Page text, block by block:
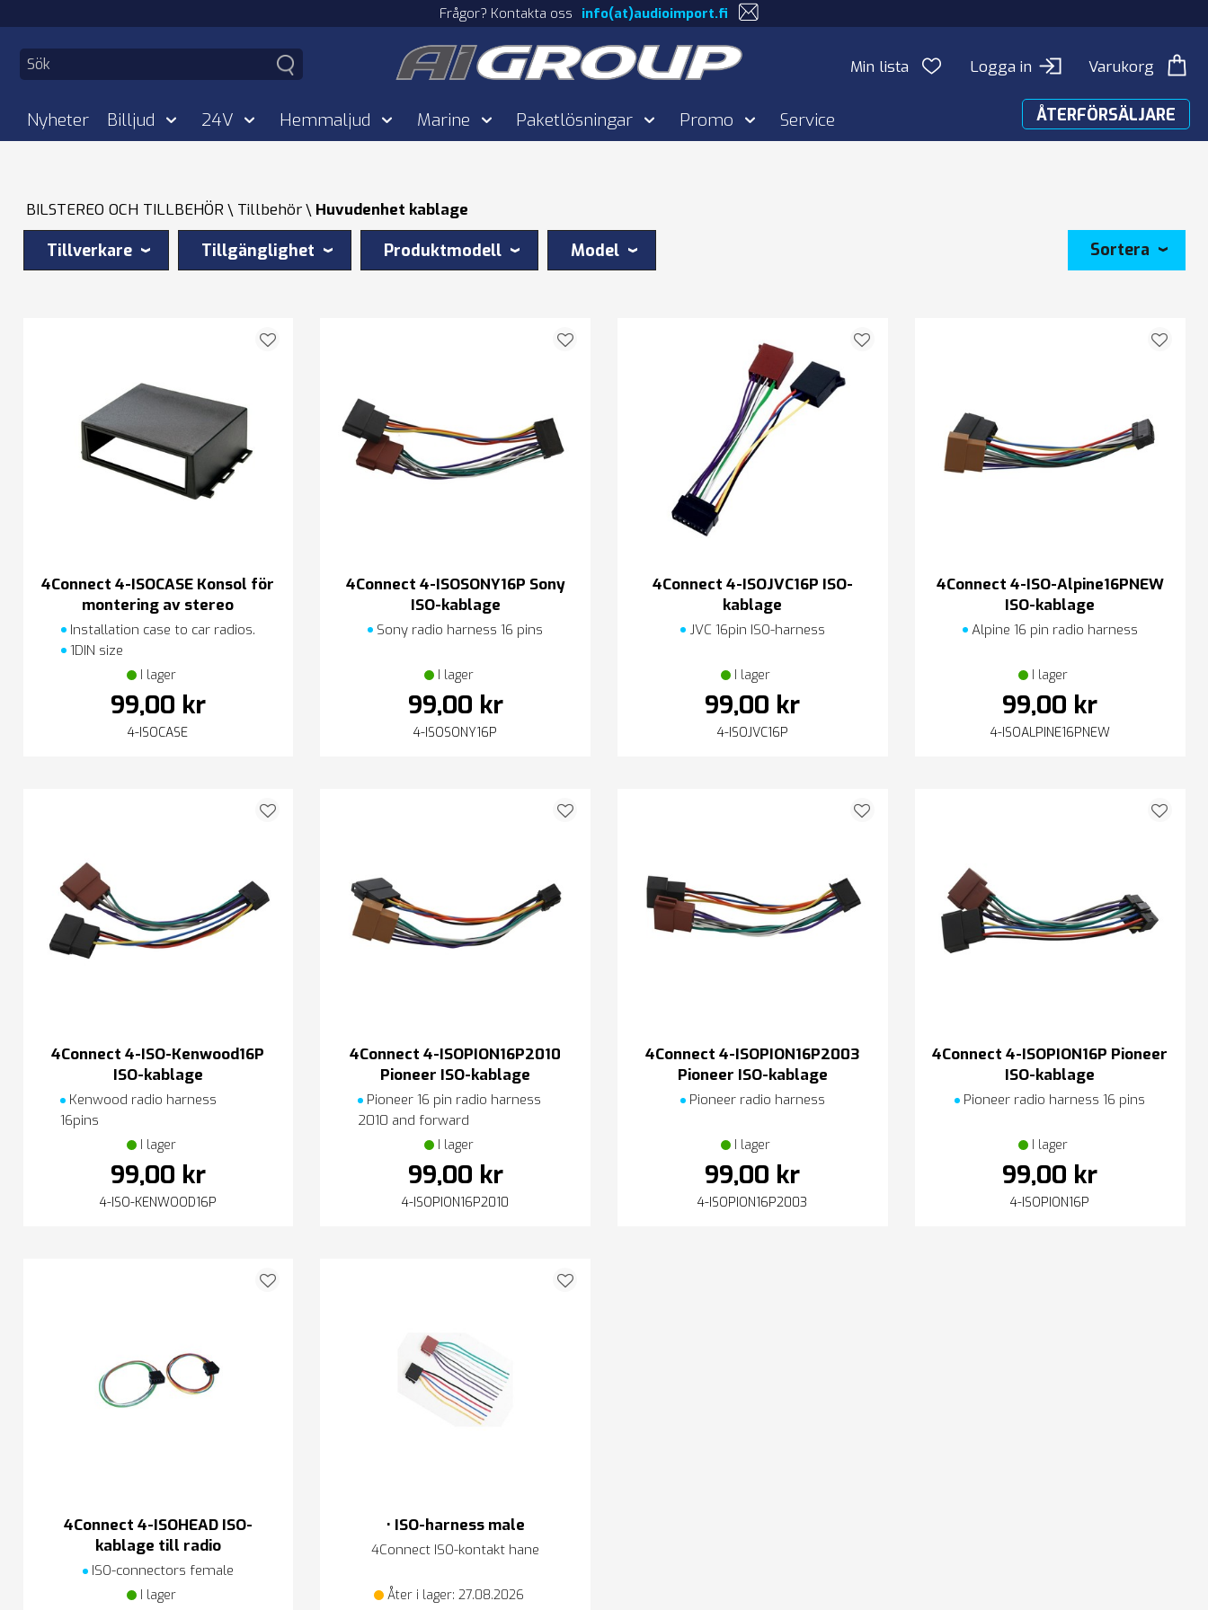
Frågor? Kontakta oss info(at)audioimport.fi
Min lista Logga in Varukorg
Nyheter Billjud 24V Hemmaljud Marine Paketlösningar Promo Service ÅTERFÖRSÄLJARE
BILSTEREO OCH TILLBEHÖR Tillbehör Huvudenhet kablage
Tillverkare Tillgänglighet Produktmodell Model Sortera
4Connect 4-ISOCASE Konsol för
montering av stereo
Installation case to car radios.
1DIN size
I lager
99,00 kr
4-ISOCASE
4Connect 4-ISOSONY16P Sony
ISO-kablage
Sony radio harness 16 pins
I lager
99,00 kr
4-ISOSONY16P
4Connect 4-ISOJVC16P ISO-
kablage
JVC 16pin ISO-harness
I lager
99,00 kr
4-ISOJVC16P
4Connect 4-ISO-Alpine16PNEW
ISO-kablage
Alpine 16 pin radio harness
I lager
99,00 kr
4-ISOALPINE16PNEW
4Connect 4-ISO-Kenwood16P
ISO-kablage
Kenwood radio harness
16pins
I lager
99,00 kr
4-ISO-KENWOOD16P
4Connect 4-ISOPION16P2010
Pioneer ISO-kablage
Pioneer 16 pin radio harness
2010 and forward
I lager
99,00 kr
4-ISOPION16P2010
4Connect 4-ISOPION16P2003
Pioneer ISO-kablage
Pioneer radio harness
I lager
99,00 kr
4-ISOPION16P2003
4Connect 4-ISOPION16P Pioneer
ISO-kablage
Pioneer radio harness 16 pins
I lager
99,00 kr
4-ISOPION16P
4Connect 4-ISOHEAD ISO-
kablage till radio
ISO-connectors female
I lager
• ISO-harness male
4Connect ISO-kontakt hane
Åter i lager: 27.08.2026